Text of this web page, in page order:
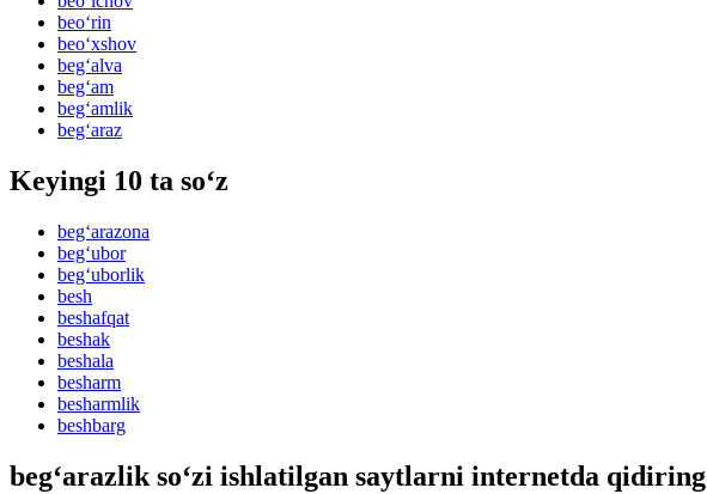
beo‘rin
beo‘xshov
beg‘alva
beg‘am
beg‘amlik
beg‘araz
Keyingi 10 ta so‘z
beg‘arazona
beg‘ubor
beg‘uborlik
besh
beshafqat
beshak
beshala
besharm
besharmlik
beshbarg
beg‘arazlik so‘zi ishlatilgan saytlarni internetda qidiring